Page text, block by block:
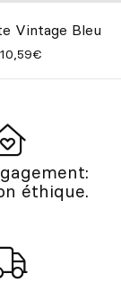
Vintage Bleu
10,59€
éthique.